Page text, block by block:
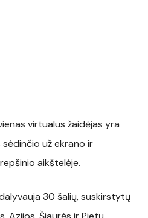
virtualus žaidėjas yra
už ekrano ir
aikštelėje.
30 šalių, suskirstytų